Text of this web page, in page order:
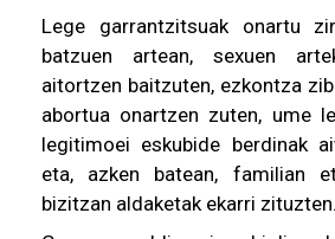
Lege garrantzitsuak onartu
batzuen artean, sexuen
aitortzen baitzuten, ezkontza
abortua onartzen zuten, ume
legitimoei eskubide berdinak
eta, azken batean, familian
bizitzan aldaketak ekarri zituzten.